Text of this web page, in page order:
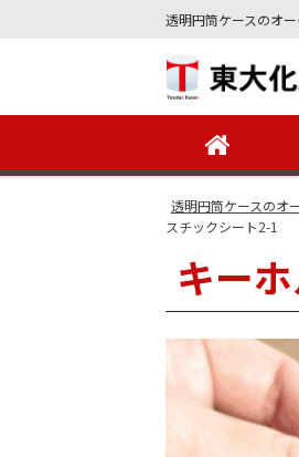
透明円筒ケースのオ
透明円筒ケースのオ
スチックシート2-1
キー